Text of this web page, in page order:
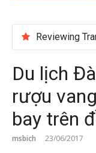
Du lịch
rượu
bay trên
msbich 23/06/2017